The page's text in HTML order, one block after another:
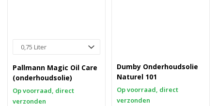
Pallmann Magic Oil Care
(onderhoudsolie)
Op voorraad, direct
verzonden
Dumby Onderhoudsolie
Naturel 101
Op voorraad, direct
verzonden